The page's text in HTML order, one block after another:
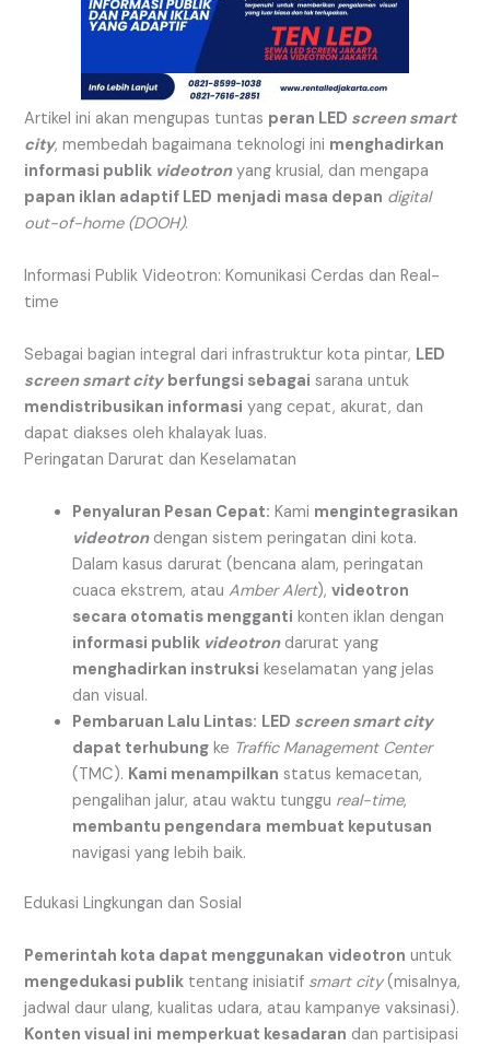
Artikel ini akan mengupas tuntas peran LED screen smart
city, membedah bagaimana teknologi ini menghadirkan
informasi publik videotronyang krusial, dan mengapa
papan iklan adaptif LED menjadi masa depan digital
out-of-home (DOOH).
Informasi Publik Videotron: Komunikasi Cerdas dan Real-
time
Sebagai bagian integral dari infrastruktur kota pintar, LED
screen smart city berfungsi sebagai sarana untuk
mendistribusikan informasi yang cepat, akurat, dan
dapat diakses oleh khalayak luas.
Peringatan Darurat dan Keselamatan
Penyaluran Pesan Cepat: Kami mengintegrasikan
videotrondengan sistem peringatan dini kota.
Dalam kasus darurat (bencana alam, peringatan
cuaca ekstrem, atauAmber Alert),videotron
secara otomatis mengganti konten iklan dengan
informasi publik videotrondarurat yang
menghadirkan instruksi keselamatan yang jelas
dan visual.
Pembaruan Lalu Lintas: LED screen smart city
dapat terhubung ke Traffic Management Center
(TMC). Kami menampilkan status kemacetan,
pengalihan jalur, atau waktu tunggu real-time,
membantu pengendara membuat keputusan
navigasi yang lebih baik.
Edukasi Lingkungan dan Sosial
Pemerintah kota dapat menggunakan videotron untuk
mengedukasi publik tentang inisiatif smart city(misalnya,
jadwal daur ulang, kualitas udara, atau kampanye vaksinasi).
Konten visual ini memperkuat kesadaran dan partisipasi